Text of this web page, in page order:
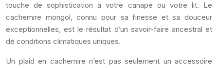
touche de sophistication à votre canapé ou votre lit. Le
cachemire mongol, connu pour sa finesse et sa douceur
exceptionnelles, est le résultat d’un savoir-faire ancestral et
de conditions climatiques uniques.
Un plaid en cachemire n’est pas seulement un accessoire